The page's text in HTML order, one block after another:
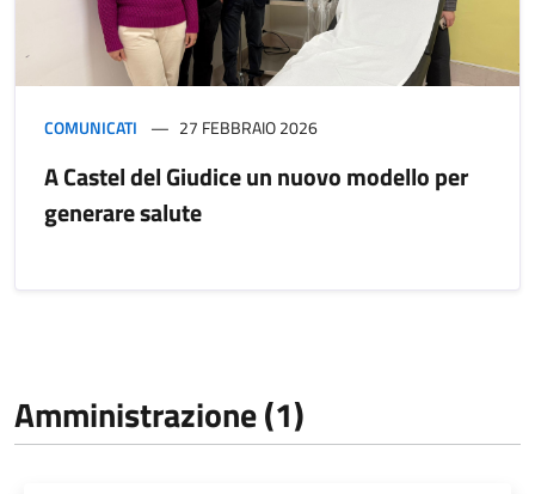
COMUNICATI 27 FEBBRAIO 2026
A Castel del Giudice un nuovo modello per
generare salute
Amministrazione (1)